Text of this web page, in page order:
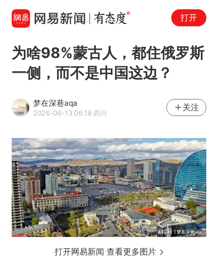
打开
为啥98%蒙古人，都住俄罗斯
一侧，而不是中国这边？
梦在深巷aqa
2026-06-13 06:18·四川
关注
打开网易新闻 查看更多图片